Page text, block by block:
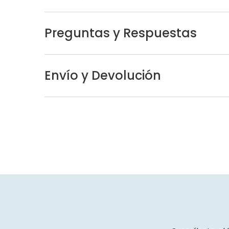
Preguntas y Respuestas
Envío y Devolución